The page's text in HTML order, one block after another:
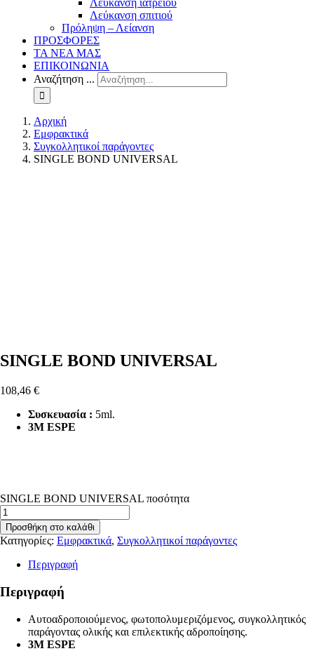
Λεύκανση ιατρείου
Λεύκανση σπιτιού
Πρόληψη – Λείανση
ΠΡΟΣΦΟΡΕΣ
ΤΑ ΝΕΑ ΜΑΣ
ΕΠΙΚΟΙΝΩΝΙΑ
Αναζήτηση ...
Αρχική
Εμφρακτικά
Συγκολλητικοί παράγοντες
SINGLE BOND UNIVERSAL
SINGLE BOND UNIVERSAL
108,46 €
Συσκευασία : 5ml.
3Μ ESPE
SINGLE BOND UNIVERSAL ποσότητα
Προσθήκη στο καλάθι
Κατηγορίες: Εμφρακτικά, Συγκολλητικοί παράγοντες
Περιγραφή
Περιγραφή
Αυτοαδροποιούμενος, φωτοπολυμεριζόμενος, συγκολλητικός
παράγοντας ολικής και επιλεκτικής αδροποίησης.
3Μ ESPE